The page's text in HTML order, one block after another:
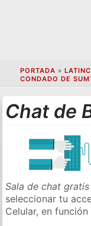
PORTADA »
CONDADO DE
Chat de
Sala de chat gratis
seleccionar tu
Celular, en